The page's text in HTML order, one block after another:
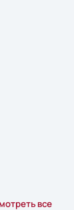
все